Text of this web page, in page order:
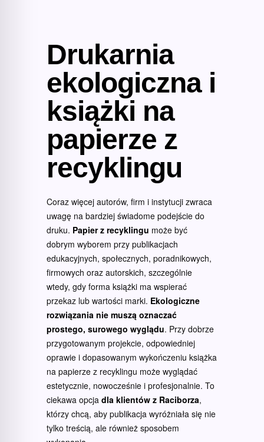
Drukarnia
ekologiczna i
książki na
papierze z
recyklingu
Coraz więcej autorów, firm i instytucji zwraca
uwagę na bardziej świadome podejście do
druku. Papier z recyklingu może być
dobrym wyborem przy publikacjach
edukacyjnych, społecznych, poradnikowych,
firmowych oraz autorskich, szczególnie
wtedy, gdy forma książki ma wspierać
przekaz lub wartości marki. Ekologiczne
rozwiązania nie muszą oznaczać
prostego, surowego wyglądu. Przy dobrze
przygotowanym projekcie, odpowiedniej
oprawie i dopasowanym wykończeniu książka
na papierze z recyklingu może wyglądać
estetycznie, nowocześnie i profesjonalnie. To
ciekawa opcja dla klientów z Raciborza,
którzy chcą, aby publikacja wyróżniała się nie
tylko treścią, ale również sposobem